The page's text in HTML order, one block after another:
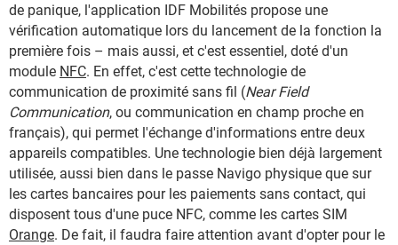
de panique, l'application IDF Mobilités propose une
vérification automatique lors du lancement de la fonction la
première fois – mais aussi, et c'est essentiel, doté d'un
module NFC. En effet, c'est cette technologie de
communication de proximité sans fil (Near Field
Communication, ou communication en champ proche en
français), qui permet l'échange d'informations entre deux
appareils compatibles. Une technologie bien déjà largement
utilisée, aussi bien dans le passe Navigo physique que sur
les cartes bancaires pour les paiements sans contact, qui
disposent tous d'une puce NFC, comme les cartes SIM
Orange. De fait, il faudra faire attention avant d'opter pour le